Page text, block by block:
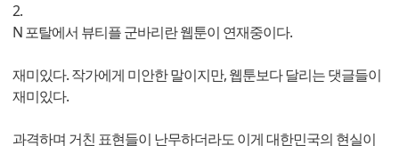
2.
N 포탈에서 뷰티플 군바리란 웹툰이 연재중이다.
재미있다. 작가에게 미안한 말이지만, 웹툰보다 달리는 댓글들이
재미있다.
과격하며 거친 표현들이 난무하더라도 이게 대한민국의 현실이